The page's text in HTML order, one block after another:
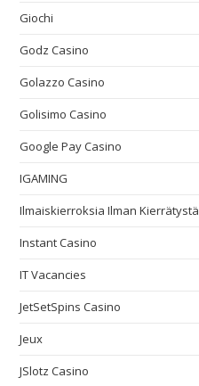
Giochi
Godz Casino
Golazzo Casino
Golisimo Casino
Google Pay Casino
IGAMING
Ilmaiskierroksia Ilman Kierrätystä
Instant Casino
IT Vacancies
JetSetSpins Casino
Jeux
JSlotz Casino